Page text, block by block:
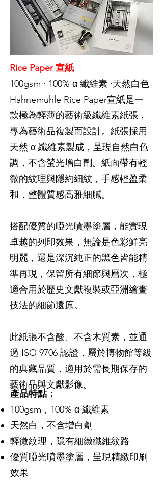
Rice Paper 宣紙
100gsm · 100% α 纖維素 ·天然白色
Hahnemuhle Rice Paper宣紙是一
款極為輕薄的藝術級纖維素紙張，
專為藝術品複製而設計。紙張採用
天然 α 纖維素製成，呈現自然白色
調，不含螢光增白劑。紙面帶有輕
微的紋理與隱約細紋，手感輕盈柔
和，整體質感高雅細膩。
搭配優質的啞光噴墨塗層，能實現
卓越的列印效果，無論是色彩鮮亮
明麗，還是深沉純正的黑色皆能精
準再現，保留所有細節與層次，極
適合用於歷史文獻複製或亞洲繪畫
技法的細節還原。
此紙張不含酸、不含木質素，並通
過 ISO 9706 認證，屬於博物館等級
的典藏品質，適用於需長期保存的
藝術品與文獻影像。
產品特點：
100gsm，100% α 纖維素
天然白，不含增白劑
輕微紋理，隱有細緻纖維紋路
優質啞光噴墨塗層，呈現精緻印刷
效果